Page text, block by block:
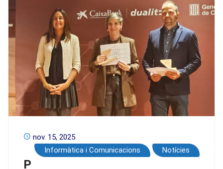
nov. 15, 2025
Informàtica i Comunicacions
Notícies
P